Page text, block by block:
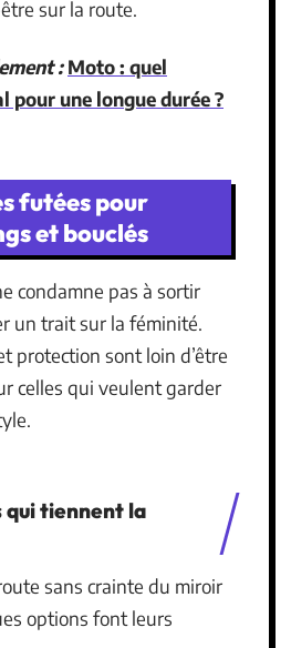
sur la route.
: Moto : quel
pour une longue durée ?
futées pour
et bouclés
condamne pas à sortir
un trait sur la féminité.
protection sont loin d’être
celles qui veulent garder
qui tiennent la
sans crainte du miroir
options font leurs